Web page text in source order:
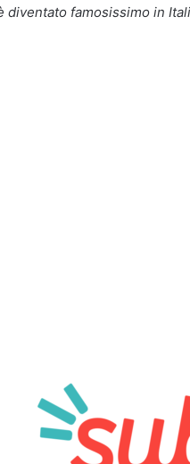
diventato famosissimo in